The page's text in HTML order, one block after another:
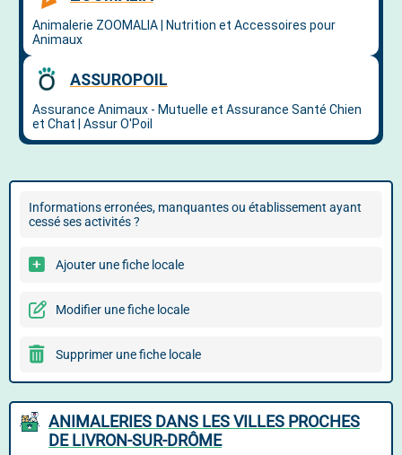
Informations erronées, manquantes ou établissement ayant
cessé ses activités ?
Ajouter une fiche locale
Modifier une fiche locale
Supprimer une fiche locale
ANIMALERIES DANS LES VILLES PROCHES
DE LIVRON-SUR-DRÔME